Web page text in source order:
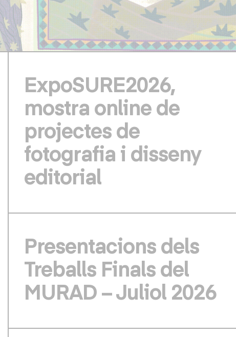
ExpoSURE2026,
mostra online de
projectes de
fotografia i disseny
editorial
Presentacions dels
Treballs Finals del
MURAD – Juliol 2026